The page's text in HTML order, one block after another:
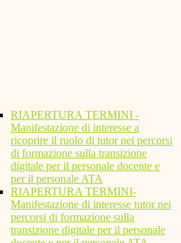
RIAPERTURA TERMINI -
Manifestazione di interesse a
ricoprire il ruolo di tutor nei percorsi
di formazione sulla transizione
digitale per il personale docente e
per il personale ATA
RIAPERTURA TERMINI-
Manifestazione di interesse tutor nei
percorsi di formazione sulla
transizione digitale per il personale